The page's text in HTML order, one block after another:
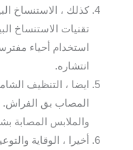
كذلك ، الاستنساخ
تقنيات الاستنساخ
استخدام أحياء
انتشاره.
ايضا ، التنظيف
المصاب بق
والملابس المصابة
أخيرا ، الوقاية